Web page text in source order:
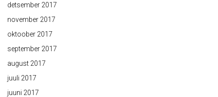
detsember 2017
november 2017
oktoober 2017
september 2017
august 2017
juuli 2017
juuni 2017